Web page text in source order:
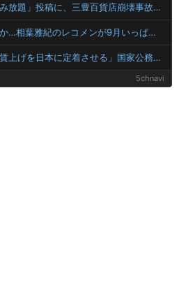
日本地震後の「スーパーで盗み放題」投稿に、三豊百貨店崩壊事故の「悪魔の笑み」思い出すという韓国ネットユーザー
【悲報】嵐の活動休止の影響か…相葉雅紀のレコメンが9月いっぱいで終了へ
高市総理「物価上昇を上回る賃上げを日本に定着させる」国家公務員月給3.51％増へ 地方公務員も追随する見通し
5chnavi